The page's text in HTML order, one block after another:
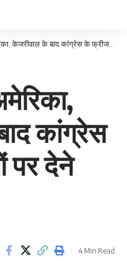
के बाद कांग्रेस के फ्रीज खातों पर देने लगा ज्ञान…
कांग्रेस
पर देने
4 Min Read